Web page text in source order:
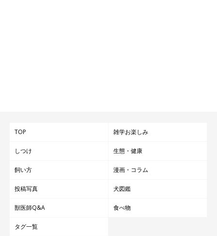
TOP 雑学お楽しみ
しつけ 生態・健康
飼い方 漫画・コラム
投稿写真 犬図鑑
獣医師Q&A 食べ物
タグ一覧